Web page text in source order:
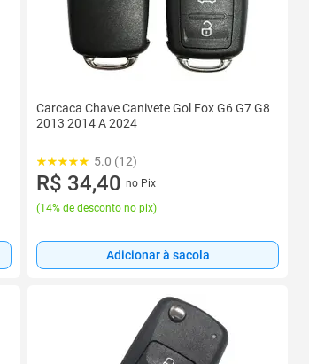
Carcaca Chave Canivete Gol Fox G6 G7 G8
2013 2014 A 2024
5.0 (12)
R$ 34,40 no Pix
(14% de desconto no pix)
Adicionar à sacola